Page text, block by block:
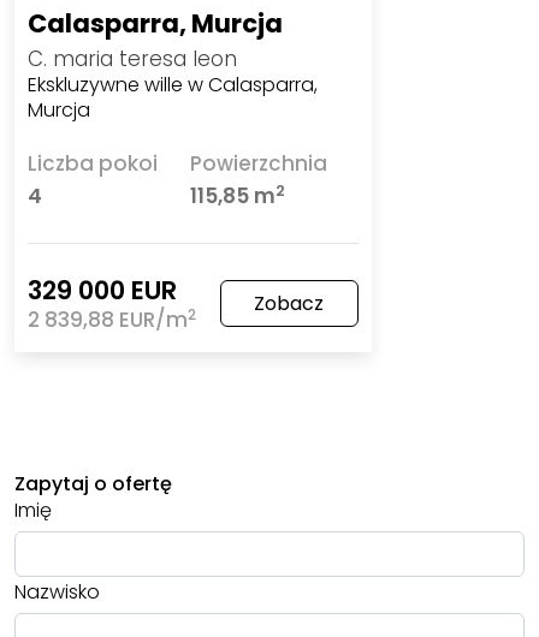
Calasparra, Murcja
C. maria teresa leon
Ekskluzywne wille w Calasparra,
Murcja
Liczba pokoi
4
Powierzchnia
115,85 m2
329 000 EUR
2 839,88 EUR/m2 Zobacz
Zapytaj o ofertę
Imię
Nazwisko